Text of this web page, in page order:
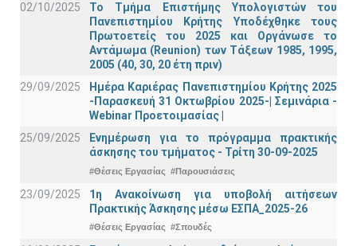
02/10/2025
Το Τμήμα Επιστήμης Υπολογιστών του
Πανεπιστημίου Κρήτης Υποδέχθηκε τους
Πρωτοετείς του 2025 και Οργάνωσε το
Αντάμωμα (Reunion) των Τάξεων 1985, 1995,
2005 (40, 30, 20 έτη πριν)
29/09/2025
Ημέρα Καριέρας Πανεπιστημίου Κρήτης 2025
-Παρασκευή 31 Οκτωβρίου 2025-| Σεμινάρια -
Webinar Προετοιμασίας |
25/09/2025
Ενημέρωση για το πρόγραμμα πρακτικής
άσκησης του τμήματος - Τρίτη 30-09-2025
#Θέσεις Εργασίας #Παρουσιάσεις
23/09/2025
1η Ανακοίνωση για υποβολή αιτήσεων
Πρακτικής Άσκησης μέσω ΕΣΠΑ_2025-26
#Θέσεις Εργασίας #Σπουδές